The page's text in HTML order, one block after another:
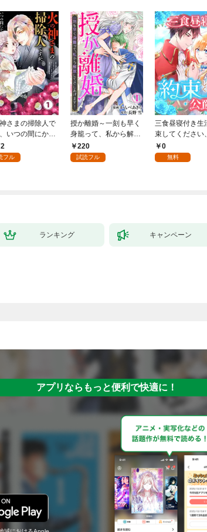
さまの掃除人で
いつの間にか花
て溺愛されてい
単話】（１）
フル
授か離婚～一刻も早く
身籠って、私から解放
してさしあげます！1
220
試読フル
三食昼寝付き生
束してください
様 1話
0
無料
ランキング キャンペーン
アプリならもっと便利で快適に！